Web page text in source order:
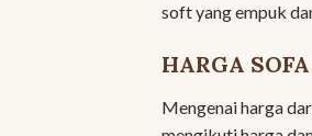
soft yang empuk
HARGA
Mengenai harga